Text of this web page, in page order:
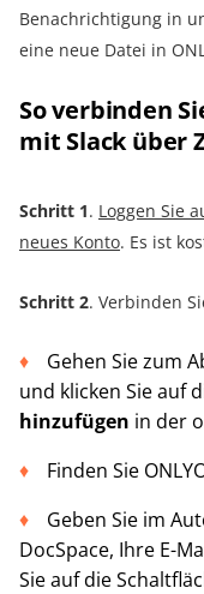
Benachrichtigung in
eine neue Datei in
So verbinden
mit Slack über
Schritt 1. Loggen Sie
neues Konto. Es ist
Schritt 2. Verbinden
Gehen Sie zum
und klicken Sie auf
hinzufügen in der
Finden Sie
Geben Sie im
DocSpace, Ihre E-
Sie auf die